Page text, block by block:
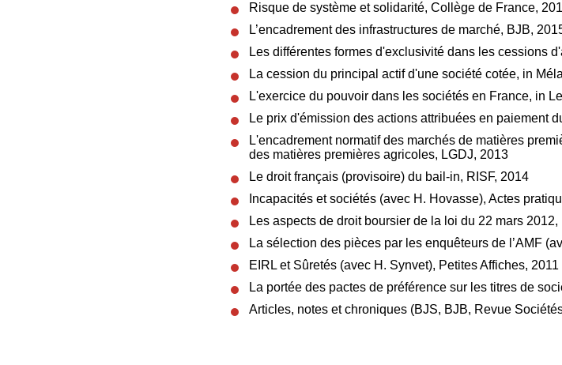
Risque de système et solidarité, Collège de France,
L’encadrement des infrastructures de marché, BJB,
Les différentes formes d'exclusivité dans les cessions
La cession du principal actif d'une société cotée, in
L'exercice du pouvoir dans les sociétés en France, in
Le prix d'émission des actions attribuées en paiement
L'encadrement normatif des marchés de matières
des matières premières agricoles, LGDJ, 2013
Le droit français (provisoire) du bail-in, RISF, 2014
Incapacités et sociétés (avec H. Hovasse), Actes
Les aspects de droit boursier de la loi du 22 mars 2012,
La sélection des pièces par les enquêteurs de l’AMF
EIRL et Sûretés (avec H. Synvet), Petites Affiches, 2011
La portée des pactes de préférence sur les titres de
Articles, notes et chroniques (BJS, BJB, Revue